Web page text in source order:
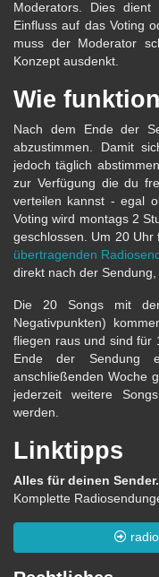
Moderators. Dies
Einfluss auf das Voting
muss der Moderator
Konzept ausdenkt.
Wie
Nach dem Ende der
abzustimmen. Damit
jedoch täglich
zur Verfügung die du
verteilen kannst - egal
Voting wird montags 2
geschlossen. Um 20 Uhr
übertragenden
direkt nach der
Die 20 Songs mit
Negativpunkten)
fliegen raus und sind für
Ende der
anschließenden Woche
jederzeit weitere
werden.
Linktipps
Alles für deinen Sender.
Komplette